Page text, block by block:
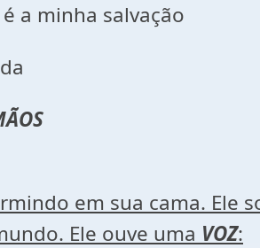
a minha salvação
em sua cama. Ele
Ele ouve uma VOZ: